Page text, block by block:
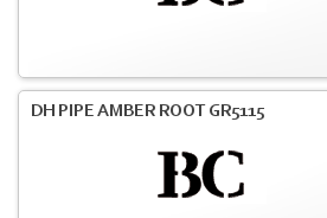
DH PIPE AMBER ROOT GR5115